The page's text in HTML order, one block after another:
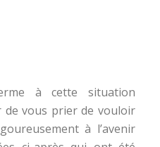
à cette situation
de vous prier de vouloir
à l’avenir